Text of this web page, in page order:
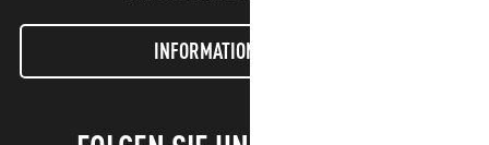
INFORMATIONEN LETTER